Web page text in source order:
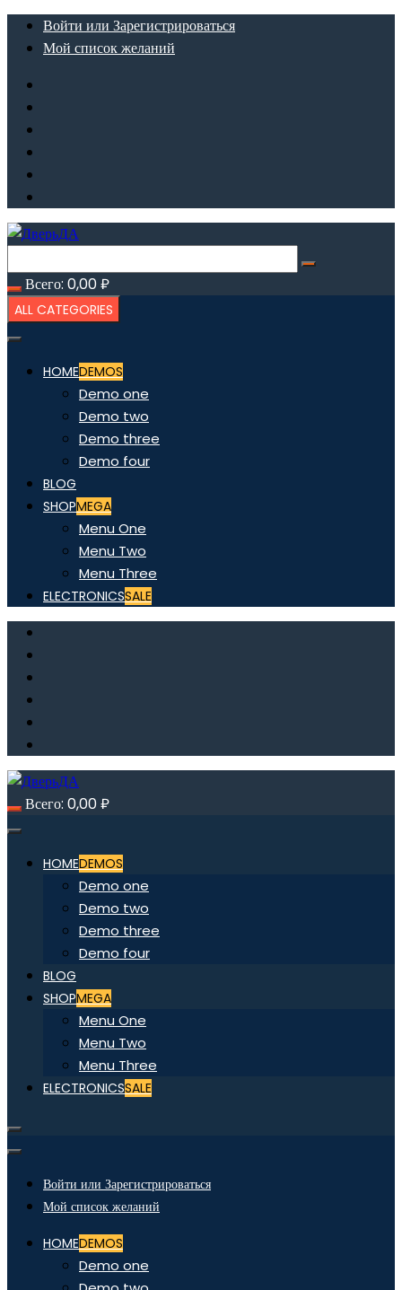
ПерейтиВойти или Зарегистрироваться
Мой список желаний
Всего: 0,00₽
ALL CATEGORIES
HOMEDEMOS
Demo one
Demo two
Demo three
Demo four
BLOG
SHOPMEGA
Menu One
Menu Two
Menu Three
ELECTRONICSSALE
Всего: 0,00₽
HOMEDEMOS
Demo one
Demo two
Demo three
Demo four
BLOG
SHOPMEGA
Menu One
Menu Two
Menu Three
ELECTRONICSSALE
Войти или Зарегистрироваться
Мой список желаний
HOMEDEMOS
Demo one